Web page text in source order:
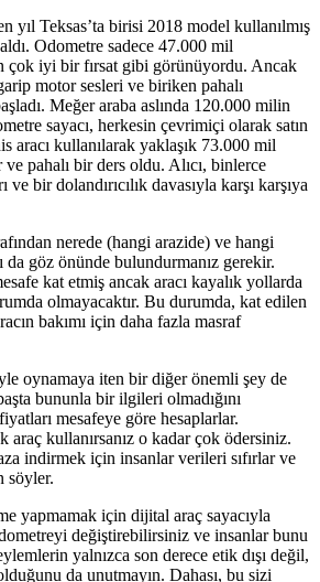
yıl Teksas’ta birisi 2018 model kullanılmış
Odometre sadece 47.000 mil
çok iyi bir fırsat gibi görünüyordu. Ancak
motor sesleri ve biriken pahalı
Meğer araba aslında 120.000 milin
sayacı, herkesin çevrimiçi olarak satın
aracı kullanılarak yaklaşık 73.000 mil
ve pahalı bir ders oldu. Alıcı, binlerce
ve bir dolandırıcılık davasıyla karşı karşıya
nerede (hangi arazide) ve hangi
da göz önünde bulundurmanız gerekir.
kat etmiş ancak aracı kayalık yollarda
olmayacaktır. Bu durumda, kat edilen
bakımı için daha fazla masraf
oynamaya iten bir diğer önemli şey de
bununla bir ilgileri olmadığını
mesafeye göre hesaplarlar.
araç kullanırsanız o kadar çok ödersiniz.
indirmek için insanlar verileri sıfırlar ve
söyler.
yapmamak için dijital araç sayacıyla
değiştirebilirsiniz ve insanlar bunu
yalnızca son derece etik dışı değil,
da unutmayın. Dahası, bu sizi